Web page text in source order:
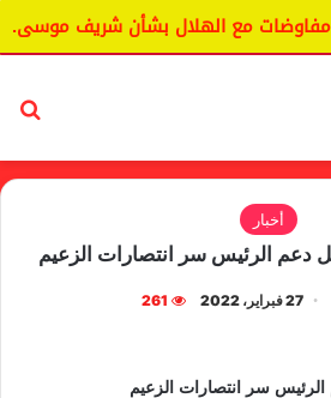
مع الهلال بشأن شريف موسى.
أخبار
دعم الرئيس سر انتصارات الزعيم
27 فبراير، 2022 261
سر انتصارات الزعيم